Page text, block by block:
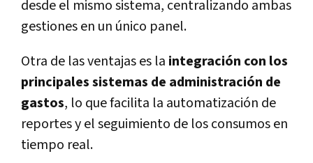
desde el mismo sistema, centralizando ambas
gestiones en un único panel.
Otra de las ventajas es la integración con los
principales sistemas de administración de
gastos, lo que facilita la automatización de
reportes y el seguimiento de los consumos en
tiempo real.